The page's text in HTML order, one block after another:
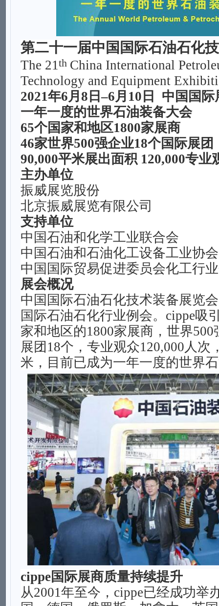
第二十一届中国国际石油石化
The 21th China International
Technology and Equipment
2021年6月8日–6月10日
中国国际
一年一度的世界石油装备大会
65个国家和地区1800家展商
46家世界500强企业18个国际展团
90,000平米展出面积 120,000专业
主办单位
振威展览股份
北京振威展览有限公司
支持单位
中国石油和化学工业联合会
中国石油和石油化工设备工业协会
中国国际贸易促进委员会化工行
展会概况
中国国际石油石化技术装备展览
国际石油石化行业例会。cippe吸
家和地区的1800家展商，世界
展团18个 ，专业观众120,000人次
米，目前已成为一年一度的世界
cippe国际展商质量持续提升
从2001年至今，cippe已经成功举